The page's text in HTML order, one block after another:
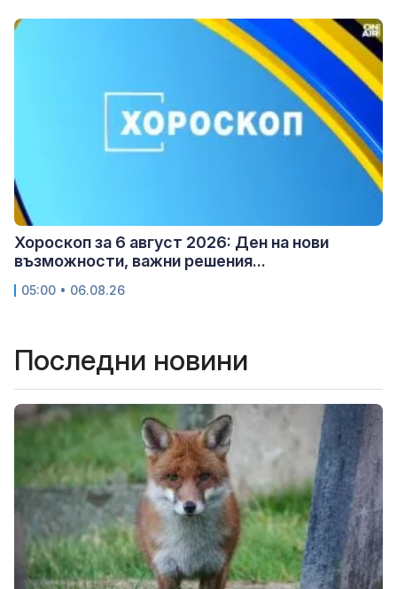
Хороскоп за 6 август 2026: Ден на нови
възможности, важни решения...
05:00 • 06.08.26
Последни новини